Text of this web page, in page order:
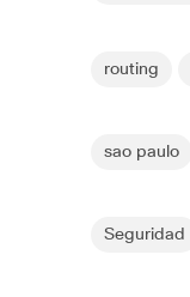
routing
sao paulo
Seguridad